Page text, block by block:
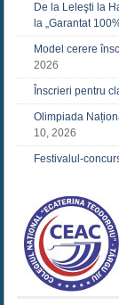
De la Leleşti la
la „Garantat
Model cerere
2026
Înscrieri pentru
Olimpiada
10, 2026
Festivalul-